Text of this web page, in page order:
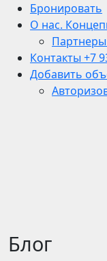
Бронировать
О нас.
Контакты +7
Добавить
Блог